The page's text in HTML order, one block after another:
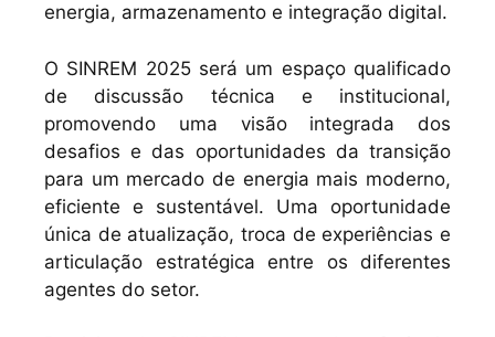
energia, armazenamento e integração digital.
O SINREM 2025 será um espaço qualificado
de discussão técnica e institucional,
promovendo uma visão integrada dos
desafios e das oportunidades da transição
para um mercado de energia mais moderno,
eficiente e sustentável. Uma oportunidade
única de atualização, troca de experiências e
articulação estratégica entre os diferentes
agentes do setor.